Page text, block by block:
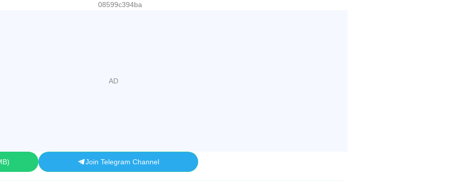
08599c394ba
Join Telegram Channel